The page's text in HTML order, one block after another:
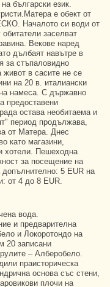
български език.
е обект от
Началото си води от
заселват
Векове наред
дълбаят навътре в
за стъпаловидно
в сасите не се
на 20 в. италиански
намеса. С държавно
предоставени
остава необитаема и
период продължава,
от Матера. Днес
като магазини,
хотели. Пешеходна
за посещение на
5 EUR на
от 4 до 8 EUR.
вода.
и предварителна
и Локоротондо на
20 записани
– Алберобело.
праисторическа
основа със стени,
плочи на